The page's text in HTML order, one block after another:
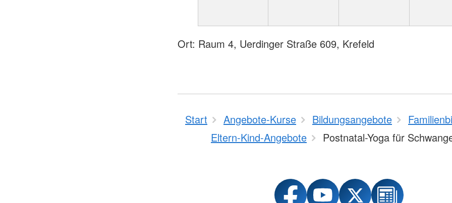
Ort: Raum 4, Uerdinger Straße 609, Krefeld
Start Angebote-Kurse Bildungsangebote
Eltern-Kind-Angebote
Postnatal-Yoga für